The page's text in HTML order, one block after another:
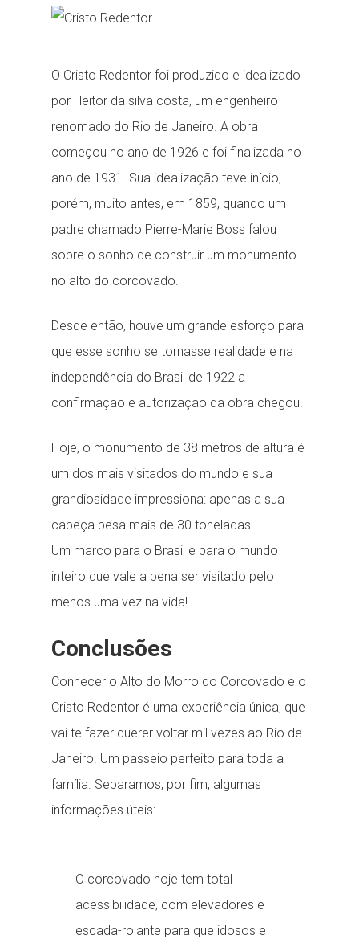
O Cristo Redentor foi produzido e idealizado
por Heitor da silva costa, um engenheiro
renomado do Rio de Janeiro. A obra
começou no ano de 1926 e foi finalizada no
ano de 1931. Sua idealização teve início,
porém, muito antes, em 1859, quando um
padre chamado Pierre-Marie Boss falou
sobre o sonho de construir um monumento
no alto do corcovado.
Desde então, houve um grande esforço para
que esse sonho se tornasse realidade e na
independência do Brasil de 1922 a
confirmação e autorização da obra chegou.
Hoje, o monumento de 38 metros de altura é
um dos mais visitados do mundo e sua
grandiosidade impressiona: apenas a sua
cabeça pesa mais de 30 toneladas.
Um marco para o Brasil e para o mundo
inteiro que vale a pena ser visitado pelo
menos uma vez na vida!
Conclusões
Conhecer o Alto do Morro do Corcovado e o
Cristo Redentor é uma experiência única, que
vai te fazer querer voltar mil vezes ao Rio de
Janeiro. Um passeio perfeito para toda a
família. Separamos, por fim, algumas
informações úteis:
O corcovado hoje tem total
acessibilidade, com elevadores e
escada-rolante para que idosos e